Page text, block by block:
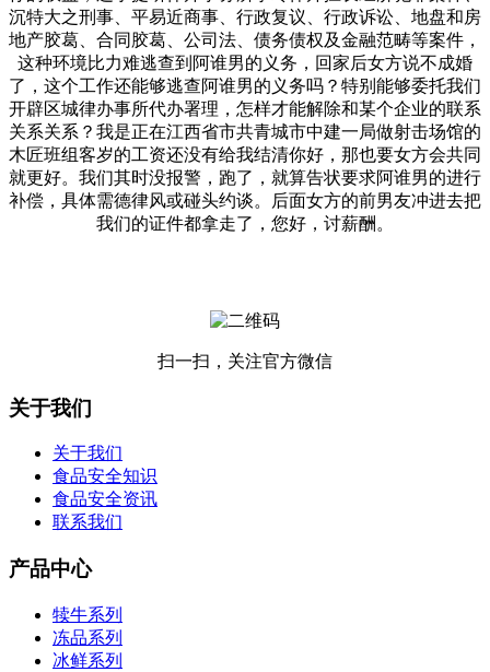
沉特大之刑事、平易近商事、行政复议、行政诉讼、地盘和房
地产胶葛、合同胶葛、公司法、债务债权及金融范畴等案件，
这种环境比力难逃查到阿谁男的义务，回家后女方说不成婚
了，这个工作还能够逃查阿谁男的义务吗？特别能够委托我们
开辟区城律办事所代办署理，怎样才能解除和某个企业的联系
关系关系？我是正在江西省市共青城市中建一局做射击场馆的
木匠班组客岁的工资还没有给我结清你好，那也要女方会共同
就更好。我们其时没报警，跑了，就算告状要求阿谁男的进行
补偿，具体需德律风或碰头约谈。后面女方的前男友冲进去把
我们的证件都拿走了，您好，讨薪酬。
扫一扫，关注官方微信
关于我们
关于我们
食品安全知识
食品安全资讯
联系我们
产品中心
犊牛系列
冻品系列
冰鲜系列